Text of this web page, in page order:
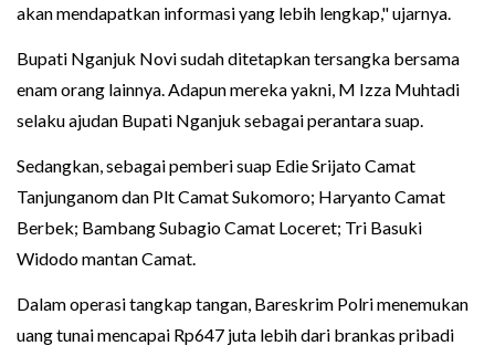
akan mendapatkan informasi yang lebih lengkap," ujarnya.
Bupati Nganjuk Novi sudah ditetapkan tersangka bersama
enam orang lainnya. Adapun mereka yakni, M Izza Muhtadi
selaku ajudan Bupati Nganjuk sebagai perantara suap.
Sedangkan, sebagai pemberi suap Edie Srijato Camat
Tanjunganom dan Plt Camat Sukomoro; Haryanto Camat
Berbek; Bambang Subagio Camat Loceret; Tri Basuki
Widodo mantan Camat.
Dalam operasi tangkap tangan, Bareskrim Polri menemukan
uang tunai mencapai Rp647 juta lebih dari brankas pribadi